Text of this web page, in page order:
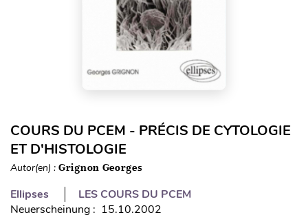
COURS DU PCEM - PRÉCIS DE CYTOLOGIE
ET D'HISTOLOGIE
Autor(en) : Grignon Georges
Ellipses
LES COURS DU PCEM
Neuerscheinung : 15.10.2002